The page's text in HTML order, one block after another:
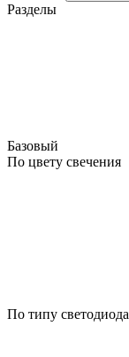
Разделы
Базовый
По цвету свечения
По типу светодиода